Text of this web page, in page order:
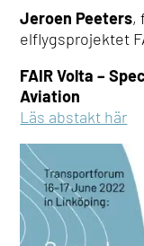
Jeroen Peeters,
elflygsprojektet
FAIR Volta –
Aviation
Läs abstakt här